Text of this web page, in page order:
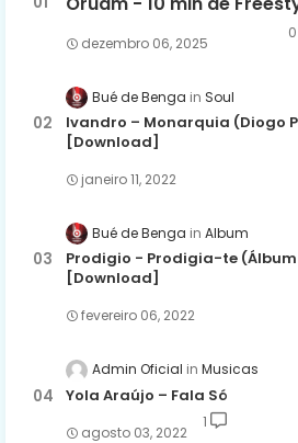
dezembro 06, 2025
0
Bué de Benga Soul
Ivandro – Monarquia (Diogo
[Download]
janeiro 11, 2022
Bué de Benga Album
Prodigio - Prodigia-te (Álbum
[Download]
fevereiro 06, 2022
Admin Oficial Musicas
Yola Araújo – Fala Só
agosto 03, 2022
1